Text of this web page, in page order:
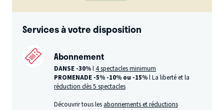
Services à votre disposition
Abonnement
DANSE -30%l4 spectacles minimum
PROMENADE -5% -10% ou -15%l La liberté et la
réduction dès 5 spectacles
Découvrir tous les abonnements et réductions